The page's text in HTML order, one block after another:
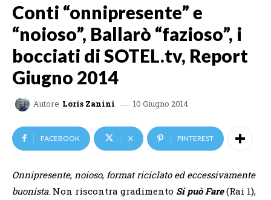
Conti “onnipresente” e
“noioso”, Ballarò “fazioso”, i
bocciati di SOTEL.tv, Report
Giugno 2014
Autore Loris Zanini 10 Giugno 2014
FACEBOOK X PINTEREST
Onnipresente, noioso, format riciclato ed eccessivamente
buonista. Non riscontra gradimento Si può Fare(Rai 1),